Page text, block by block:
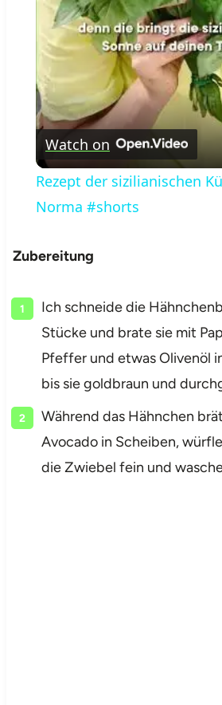
Watch on
Rezept der sizilianischen
Norma #shorts
Zubereitung
Ich schneide die
Stücke und brate sie mit
Pfeffer und etwas Olivenöl
bis sie goldbraun und
Während das Hähnchen
Avocado in Scheiben,
die Zwiebel fein und